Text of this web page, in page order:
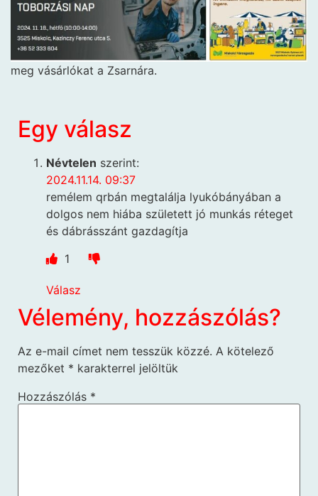
meg vásárlókat a Zsarnára.
Egy válasz
Névtelen szerint:
2024.11.14. 09:37
remélem qrbán megtalálja lyukóbányában a
dolgos nem hiába született jó munkás réteget
és dábrásszánt gazdagítja
1
Válasz
Vélemény, hozzászólás?
Az e-mail címet nem tesszük közzé. A kötelező
mezőket * karakterrel jelöltük
Hozzászólás *